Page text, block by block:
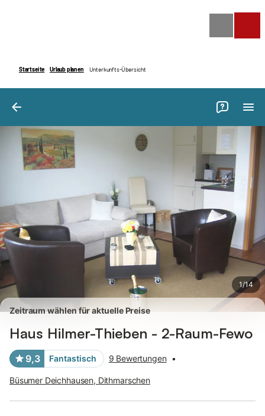
1/14
Zeitraum wählen für aktuelle Preise
Haus Hilmer-Thieben - 2-Raum-Fewo
9,3 Fantastisch 9 Bewertungen •
Büsumer Deichhausen, Dithmarschen